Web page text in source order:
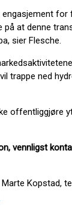
for
at denne
sier Flesche.
trappe ned
offentliggjøre
vennligst
Kopstad,